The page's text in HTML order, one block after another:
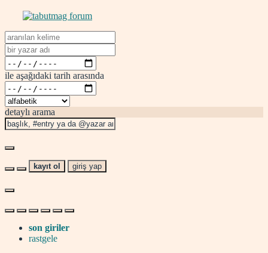
ile aşağıdaki tarih arasında
detaylı arama
kayıt ol giriş yap
son giriler
rastgele